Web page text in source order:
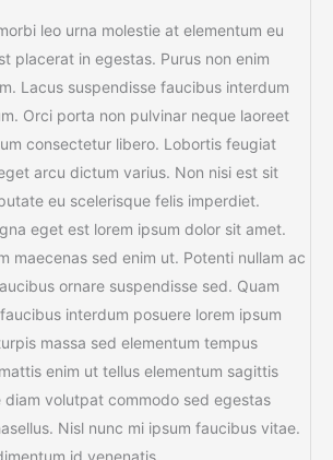
leo urna molestie at elementum eu
placerat in egestas. Purus non enim
Lacus suspendisse faucibus interdum
Orci porta non pulvinar neque laoreet
consectetur libero. Lobortis feugiat
arcu dictum varius. Non nisi est sit
eu scelerisque felis imperdiet.
eget est lorem ipsum dolor sit amet.
maecenas sed enim ut. Potenti nullam ac
ornare suspendisse sed. Quam
interdum posuere lorem ipsum
massa sed elementum tempus
enim ut tellus elementum sagittis
diam volutpat commodo sed egestas
Nisl nunc mi ipsum faucibus vitae.